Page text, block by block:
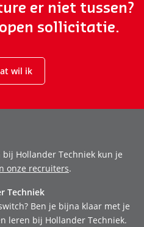
er niet tussen?
sollicitatie.
wil ik
Hollander Techniek kun je
onze recruiters.
Techniek
Ben je bijna klaar met je
leren bij Hollander Techniek.